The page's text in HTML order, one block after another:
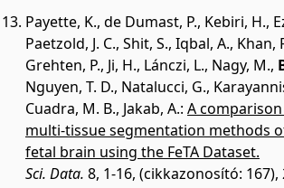
Payette, K., de Dumast, P., Kebiri, H.,
Paetzold, J. C., Shit, S., Iqbal, A., Khan,
Grehten, P., Ji, H., Lánczi, L., Nagy, M.,
Nguyen, T. D., Natalucci, G.,
Cuadra, M. B., Jakab, A.: A
multi-tissue segmentation methods
fetal brain using the FeTA Dataset.
Sci. Data. 8, 1-16, (cikkazonosító: 167),